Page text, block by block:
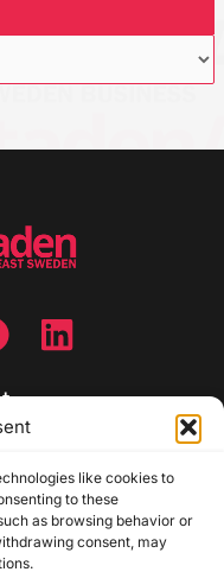
like cookies to
to these
as browsing behavior or
consent, may